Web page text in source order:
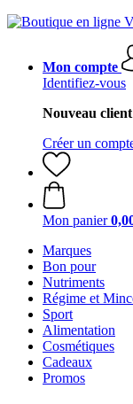
Mon compte
Identifiez-vous
Nouveau
Créer un
Mon panier
Marques
Bon pour
Nutriments
Régime et
Sport
Alimentation
Cosmétiques
Cadeaux
Promos